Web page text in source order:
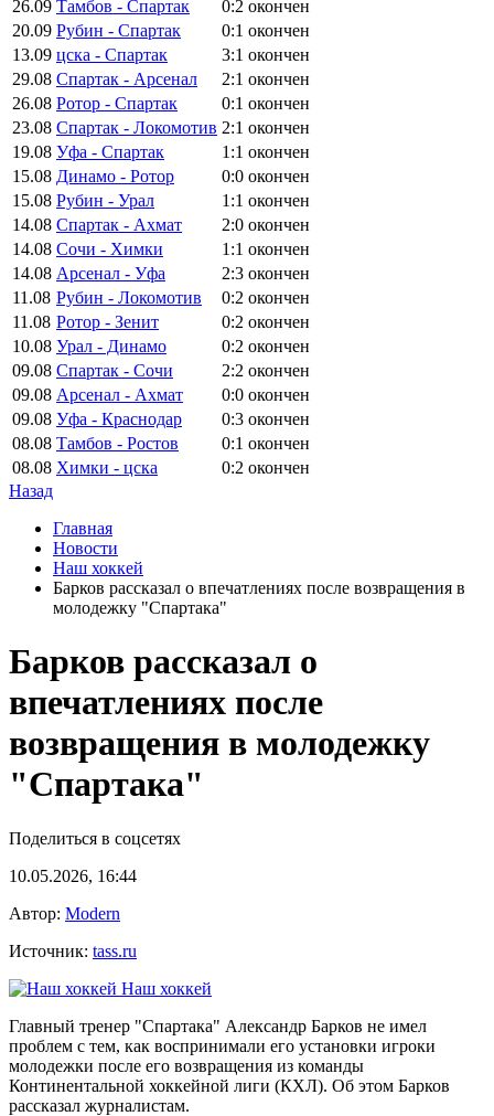
26.09 Тамбов - Спартак 0:2 окончен
20.09 Рубин - Спартак 0:1 окончен
13.09 цска - Спартак 3:1 окончен
29.08 Спартак - Арсенал 2:1 окончен
26.08 Ротор - Спартак 0:1 окончен
23.08 Спартак - Локомотив 2:1 окончен
19.08 Уфа - Спартак 1:1 окончен
15.08 Динамо - Ротор 0:0 окончен
15.08 Рубин - Урал 1:1 окончен
14.08 Спартак - Ахмат 2:0 окончен
14.08 Сочи - Химки 1:1 окончен
14.08 Арсенал - Уфа 2:3 окончен
11.08 Рубин - Локомотив 0:2 окончен
11.08 Ротор - Зенит 0:2 окончен
10.08 Урал - Динамо 0:2 окончен
09.08 Спартак - Сочи 2:2 окончен
09.08 Арсенал - Ахмат 0:0 окончен
09.08 Уфа - Краснодар 0:3 окончен
08.08 Тамбов - Ростов 0:1 окончен
08.08 Химки - цска 0:2 окончен
Назад
Главная
Новости
Наш хоккей
Барков рассказал о впечатлениях после возвращения в
молодежку "Спартака"
Барков рассказал о
впечатлениях после
возвращения в молодежку
"Спартака"
Поделиться в соцсетях
10.05.2026, 16:44
Автор: Modern
Источник: tass.ru
Наш хоккей
Главный тренер "Спартака" Александр Барков не имел
проблем с тем, как воспринимали его установки игроки
молодежки после его возвращения из команды
Континентальной хоккейной лиги (КХЛ). Об этом Барков
рассказал журналистам.